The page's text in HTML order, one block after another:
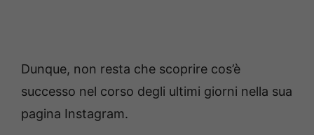
Dunque, non resta che scoprire cos’è
successo nel corso degli ultimi giorni nella sua
pagina Instagram.